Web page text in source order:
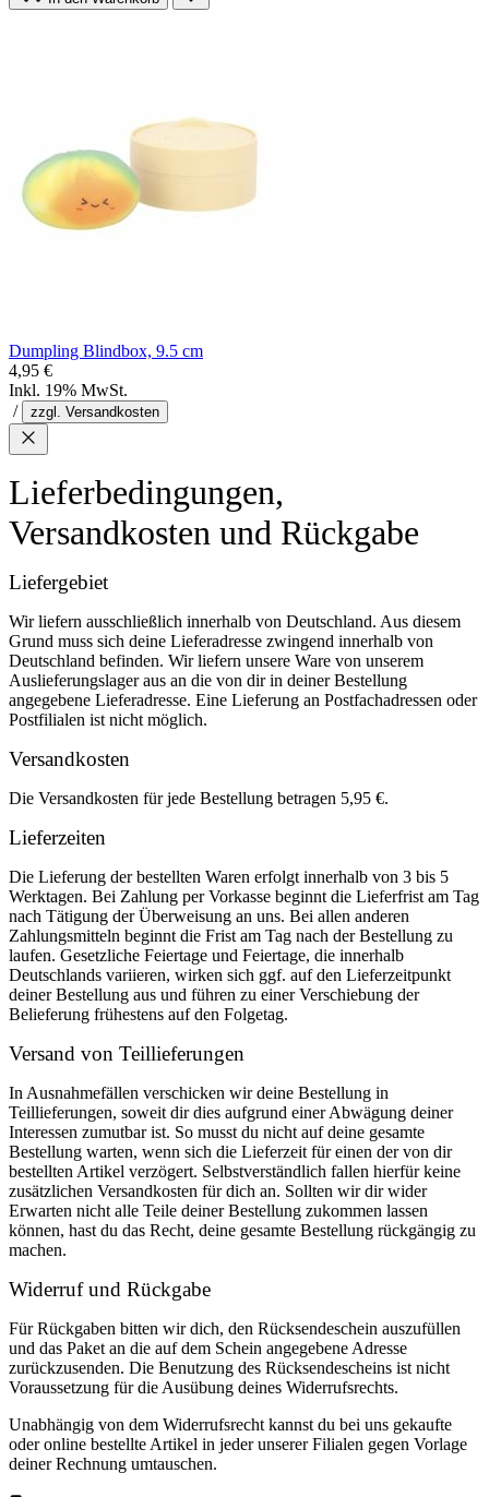
Dumpling Blindbox, 9.5 cm
4,95 €
Inkl. 19% MwSt.
/
zzgl. Versandkosten
Lieferbedingungen,
Versandkosten und Rückgabe
Liefergebiet
Wir liefern ausschließlich innerhalb von Deutschland. Aus diesem
Grund muss sich deine Lieferadresse zwingend innerhalb von
Deutschland befinden. Wir liefern unsere Ware von unserem
Auslieferungslager aus an die von dir in deiner Bestellung
angegebene Lieferadresse. Eine Lieferung an Postfachadressen oder
Postfilialen ist nicht möglich.
Versandkosten
Die Versandkosten für jede Bestellung betragen 5,95 €.
Lieferzeiten
Die Lieferung der bestellten Waren erfolgt innerhalb von 3 bis 5
Werktagen. Bei Zahlung per Vorkasse beginnt die Lieferfrist am Tag
nach Tätigung der Überweisung an uns. Bei allen anderen
Zahlungsmitteln beginnt die Frist am Tag nach der Bestellung zu
laufen. Gesetzliche Feiertage und Feiertage, die innerhalb
Deutschlands variieren, wirken sich ggf. auf den Lieferzeitpunkt
deiner Bestellung aus und führen zu einer Verschiebung der
Belieferung frühestens auf den Folgetag.
Versand von Teillieferungen
In Ausnahmefällen verschicken wir deine Bestellung in
Teillieferungen, soweit dir dies aufgrund einer Abwägung deiner
Interessen zumutbar ist. So musst du nicht auf deine gesamte
Bestellung warten, wenn sich die Lieferzeit für einen der von dir
bestellten Artikel verzögert. Selbstverständlich fallen hierfür keine
zusätzlichen Versandkosten für dich an. Sollten wir dir wider
Erwarten nicht alle Teile deiner Bestellung zukommen lassen
können, hast du das Recht, deine gesamte Bestellung rückgängig zu
machen.
Widerruf und Rückgabe
Für Rückgaben bitten wir dich, den Rücksendeschein auszufüllen
und das Paket an die auf dem Schein angegebene Adresse
zurückzusenden. Die Benutzung des Rücksendescheins ist nicht
Voraussetzung für die Ausübung deines Widerrufsrechts.
Unabhängig von dem Widerrufsrecht kannst du bei uns gekaufte
oder online bestellte Artikel in jeder unserer Filialen gegen Vorlage
deiner Rechnung umtauschen.